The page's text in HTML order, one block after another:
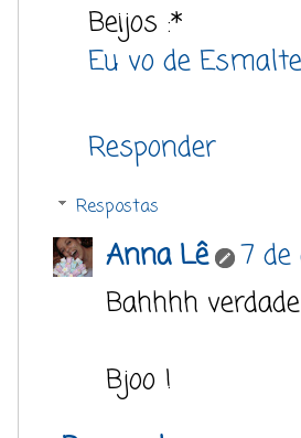
Beijos :*
Eu vo de Esmalte
Responder
Respostas
Anna Lê
7
Bahhhh
Bjoo !